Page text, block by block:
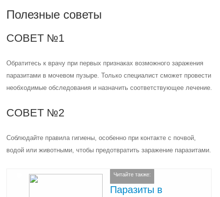
Полезные советы
СОВЕТ №1
Обратитесь к врачу при первых признаках возможного заражения
паразитами в мочевом пузыре. Только специалист сможет провести
необходимые обследования и назначить соответствующее лечение.
СОВЕТ №2
Соблюдайте правила гигиены, особенно при контакте с почвой,
водой или животными, чтобы предотвратить заражение паразитами.
Читайте также:
Паразиты в